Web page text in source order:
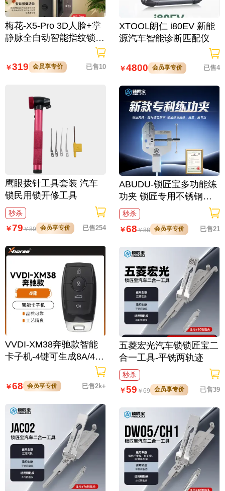
梅花-X5-Pro 3D人脸+掌
静脉全自动智能指纹锁
大屏可视对讲 虚位密码
防窥视
￥319 会员享专价 已售10
鹰眼拨针工具套装 汽车
锁民用锁开修工具
秒杀
￥79￥89 会员享专价 已售254
VVDI-XM38奔驰款智能
卡子机-4键可生成8A/4D/
46/47/49/4A/MQB48/MQ
B49等
￥68 会员享专价 已售2k+
XTOOL朗仁 i80EV 新能
源汽车智能诊断匹配仪
￥4800 会员享专价 已售4
ABUDU-锁匠宝多功能练
功夹 锁匠专用不锈钢练
功夹 锁具架子
秒杀
￥68￥88 会员享专价 已售21
五菱宏光汽车锁锁匠宝二
合一工具-平铣两轨迹
秒杀
￥59￥69 会员享专价 已售39